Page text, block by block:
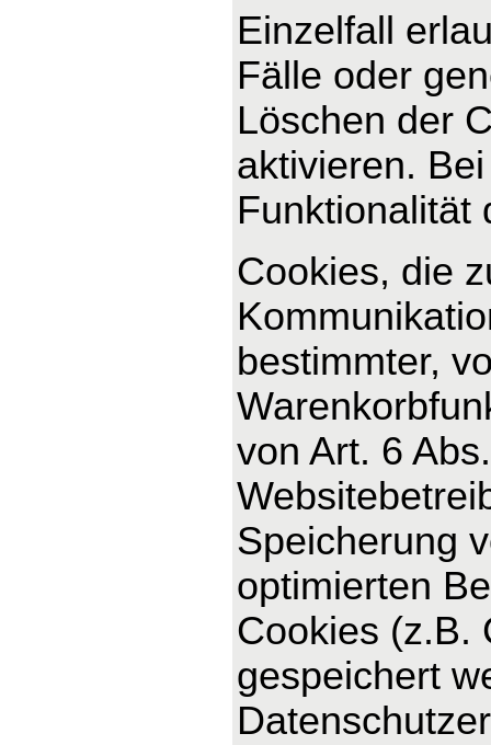
Einzelfall
Fälle oder
Löschen der
aktivieren.
Funktionalität
Cookies, die
bestimmter,
von Art. 6
Speicherung
optimierten
Cookies (z.B.
gespeichert